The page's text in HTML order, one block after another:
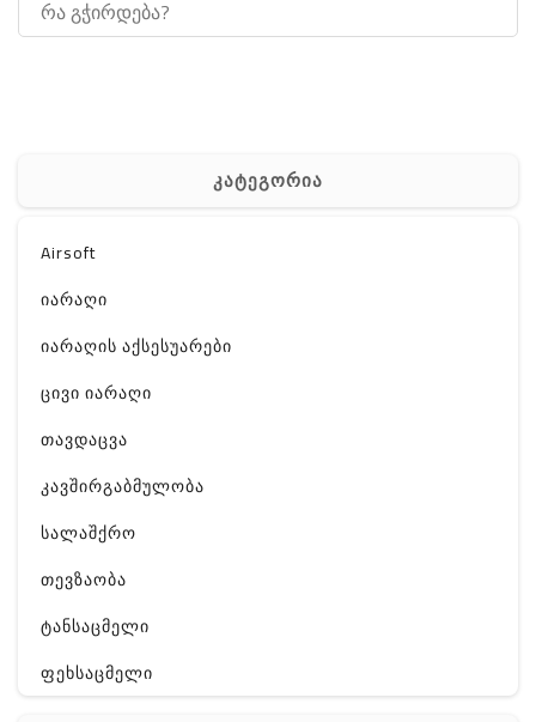
კატეგორია
Airsoft
იარაღი
იარაღის აქსესუარები
ცივი იარაღი
თავდაცვა
კავშირგაბმულობა
სალაშქრო
თევზაობა
ტანსაცმელი
ფეხსაცმელი